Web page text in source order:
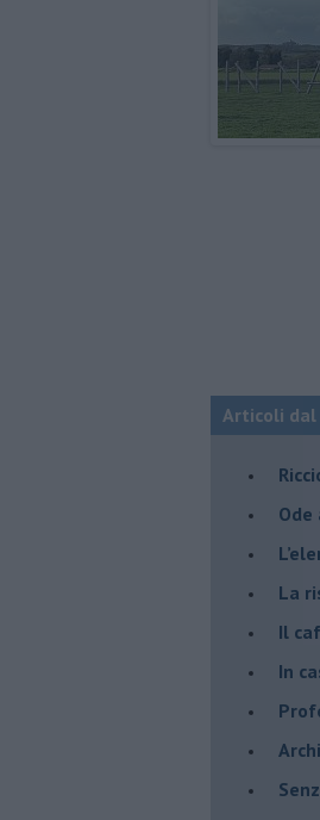
Articoli dal
Ode
​La
​Il
​In